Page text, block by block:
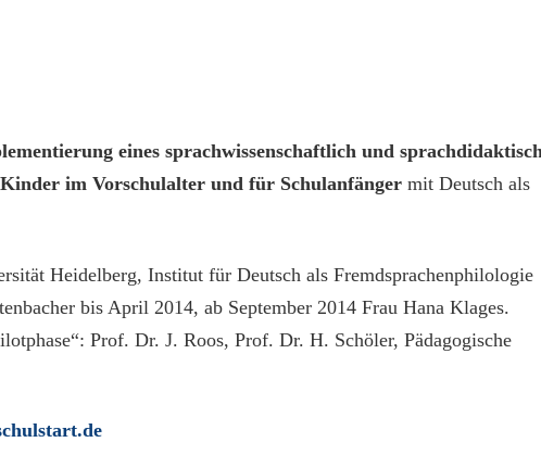
eines sprachwissenschaftlich und
im Vorschulalter und für Schulanfängermit Deutsch als
Heidelberg, Institut für Deutsch als Fremdsprachenphilologie
bis April 2014, ab September 2014 Frau Hana Klages.
Prof. Dr. J. Roos, Prof. Dr. H. Schöler, Pädagogische